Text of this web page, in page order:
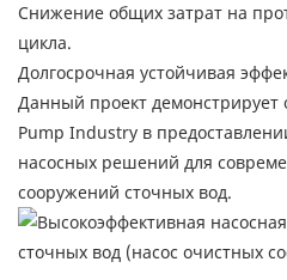
Снижение общих затрат на
цикла.
Долгосрочная устойчивая
Данный проект
Pump Industry в
насосных решений для
сооружений сточных вод.